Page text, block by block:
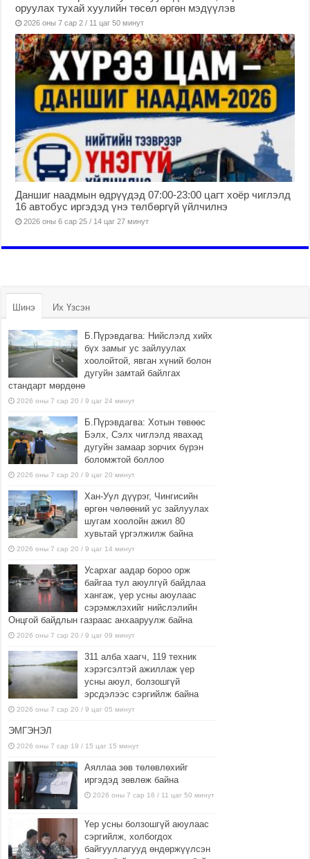
оруулах тухай хуулийн төсөл өргөн мэдүүлэв
2026 оны 7 сар 2 / 11 цаг 50 минут
Даншиг наадмын өдрүүдэд 07:00-23:00 цагт хоёр чиглэлд
16 автобус иргэдэд үнэ төлбөргүй үйлчилнэ
2026 оны 6 сар 25 / 14 цаг 27 минут
Шинэ Их Үзсэн
Б.Пүрэвдагва: Нийслэлд хийх
бүх замыг ус зайлуулах
хоолойтой, явган хүний болон
дугуйн замтай байлгах
стандарт мөрдөнө
2026 оны 7 сар 20 / 9 цаг 24 минут
Б.Пүрэвдагва: Хотын төвөөс
Бэлх, Сэлх чиглэлд явахад
дугуйн замаар зорчих бүрэн
боломжтой боллоо
2026 оны 7 сар 20 / 9 цаг 20 минут
Хан-Уул дүүрэг, Чингисийн
өргөн чөлөөний ус зайлуулах
шугам хоолойн ажил 80
хувьтай үргэлжилж байна
2026 оны 7 сар 20 / 9 цаг 14 минут
Усархаг аадар бороо орж
байгаа тул аюулгүй байдлаа
хангаж, үер усны аюулаас
сэрэмжлэхийг нийслэлийн
Онцгой байдлын газраас анхааруулж байна
2026 оны 7 сар 20 / 9 цаг 09 минут
311 алба хаагч, 119 техник
хэрэгсэлтэй ажиллаж үер
усны аюул, болзошгүй
эрсдэлээс сэргийлж байна
2026 оны 7 сар 20 / 9 цаг 05 минут
ЭМГЭНЭЛ
2026 оны 7 сар 19 / 15 цаг 15 минут
Аяллаа зөв төлөвлөхийг
иргэдэд зөвлөж байна
2026 оны 7 сар 16 / 11 цаг 50 минут
Үер усны болзошгүй аюулаас
сэргийлж, холбогдох
байгууллагууд өндөржүүлсэн